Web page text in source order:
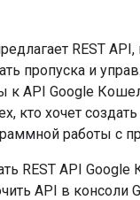
REST
пропуска и
к API Google
кто хочет
работы с
REST API Google
API в консоли